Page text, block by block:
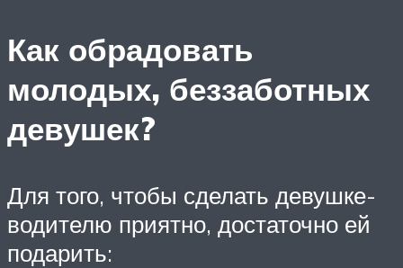
Как обрадовать
молодых, беззаботных
девушек?
Для того, чтобы сделать девушке-
водителю приятно, достаточно ей
подарить: